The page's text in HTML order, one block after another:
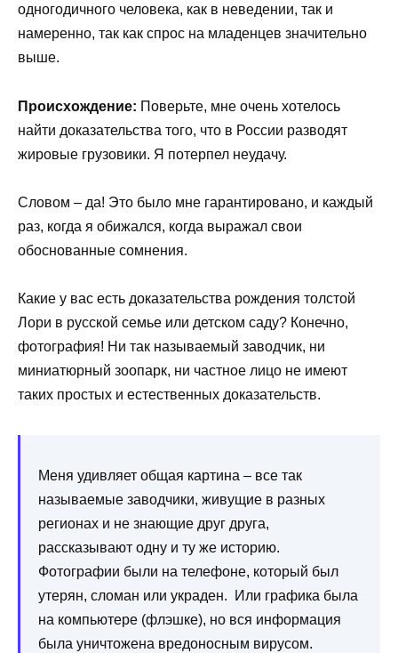
одногодичного человека, как в неведении, так и
намеренно, так как спрос на младенцев значительно
выше.
Происхождение: Поверьте, мне очень хотелось
найти доказательства того, что в России разводят
жировые грузовики. Я потерпел неудачу.
Словом – да! Это было мне гарантировано, и каждый
раз, когда я обижался, когда выражал свои
обоснованные сомнения.
Какие у вас есть доказательства рождения толстой
Лори в русской семье или детском саду? Конечно,
фотография! Ни так называемый заводчик, ни
миниатюрный зоопарк, ни частное лицо не имеют
таких простых и естественных доказательств.
Меня удивляет общая картина – все так
называемые заводчики, живущие в разных
регионах и не знающие друг друга,
рассказывают одну и ту же историю.
Фотографии были на телефоне, который был
утерян, сломан или украден. Или графика была
на компьютере (флэшке), но вся информация
была уничтожена вредоносным вирусом.